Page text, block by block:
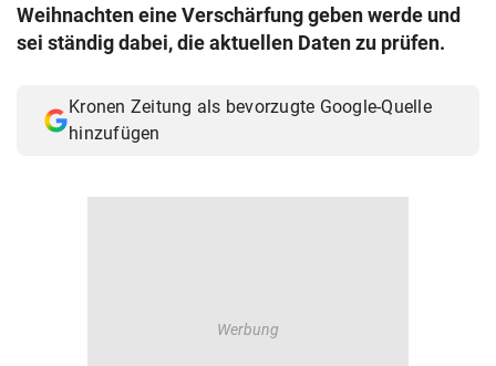
Weihnachten eine Verschärfung geben werde und
sei ständig dabei, die aktuellen Daten zu prüfen.
Kronen Zeitung als bevorzugte Google-Quelle
hinzufügen